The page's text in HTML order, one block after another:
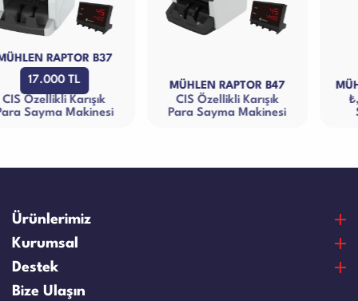
MÜHLEN RAPTOR B47
CIS Özellikli Karışık
Para Sayma Makinesi
MÜHLEN ATOM 3 (9360)
₺,€, £ Karışık Para
Sayma Makinesi
Ürünlerimiz
Para Sayma Makineleri
Para Kontrol Makineleri
Bozuk Para Sayma Makineleri
Kurumsal
Hakkımızda
Vizyon & Misyon
Destek
Satın Alma Ve Ödeme
Bize Ulaşın